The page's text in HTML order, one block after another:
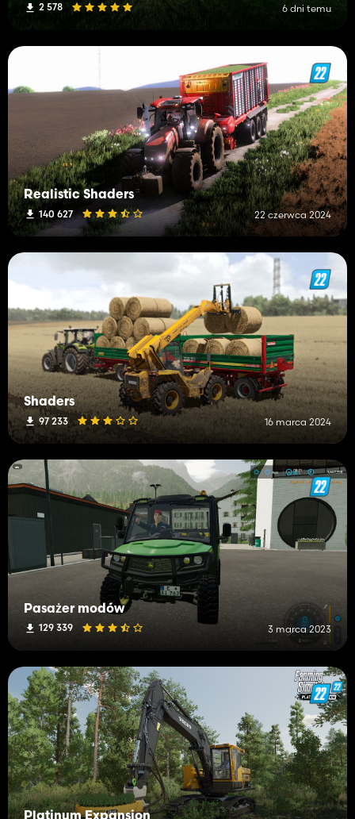
2 578 6 dni temu
Realistic Shaders
140 627 22 czerwca 2024
Shaders
97 233 16 marca 2024
Pasażer modów
129 339 3 marca 2023
Platinum Expansion